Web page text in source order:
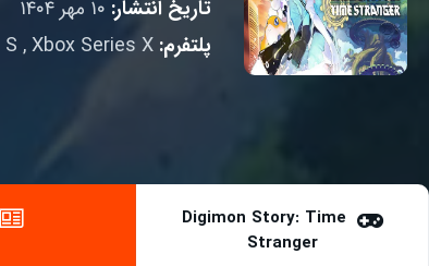
تاریخ انتشار: ۱۰ مهر ۱۴۰۴
پلتفرم:
,Xbox Series X
Digimon Story: Time
Stranger